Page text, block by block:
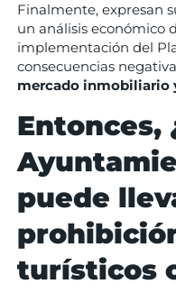
Finalmente, expresan
un análisis económico
implementación del
consecuencias
mercado inmobiliario
Entonces,
puede
turísticos